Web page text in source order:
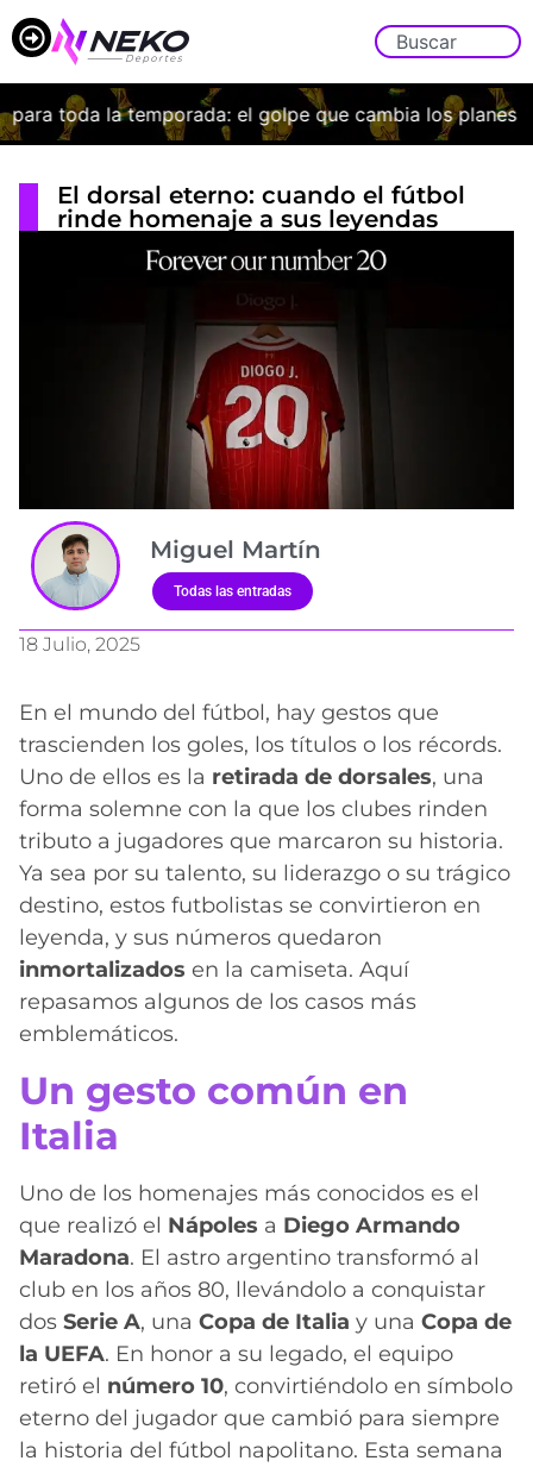
toda la temporada: el golpe que cambia los planes de
El dorsal eterno: cuando el fútbol
rinde homenaje a sus leyendas
Miguel Martín
Todas las entradas
18 Julio, 2025
En el mundo del fútbol, hay gestos que
trascienden los goles, los títulos o los récords.
Uno de ellos es la retirada de dorsales, una
forma solemne con la que los clubes rinden
tributo a jugadores que marcaron su historia.
Ya sea por su talento, su liderazgo o su trágico
destino, estos futbolistas se convirtieron en
leyenda, y sus números quedaron
inmortalizados en la camiseta. Aquí
repasamos algunos de los casos más
emblemáticos.
Un gesto común en
Italia
Uno de los homenajes más conocidos es el
que realizó el Nápoles a Diego Armando
Maradona. El astro argentino transformó al
club en los años 80, llevándolo a conquistar
dos Serie A, una Copa de Italia y una Copa de
la UEFA. En honor a su legado, el equipo
retiró el número 10, convirtiéndolo en símbolo
eterno del jugador que cambió para siempre
la historia del fútbol napolitano. Esta semana